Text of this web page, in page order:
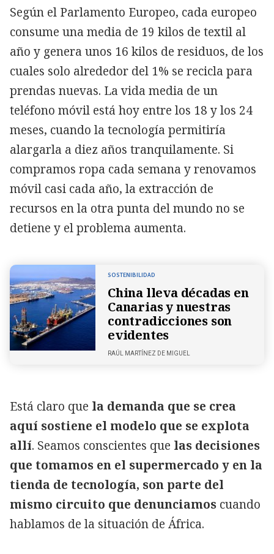
Según el Parlamento Europeo, cada europeo
consume una media de 19 kilos de textil al
año y genera unos 16 kilos de residuos, de los
cuales solo alrededor del 1% se recicla para
prendas nuevas. La vida media de un
teléfono móvil está hoy entre los 18 y los 24
meses, cuando la tecnología permitiría
alargarla a diez años tranquilamente. Si
compramos ropa cada semana y renovamos
móvil casi cada año, la extracción de
recursos en la otra punta del mundo no se
detiene y el problema aumenta.
SOSTENIBILIDAD
China lleva décadas en
Canarias y nuestras
contradicciones son
evidentes
RAÚL MARTÍNEZ DE MIGUEL
Está claro que la demanda que se crea
aquí sostiene el modelo que se explota
allí. Seamos conscientes que las decisiones
que tomamos en el supermercado y en la
tienda de tecnología, son parte del
mismo circuito que denunciamos cuando
hablamos de la situación de África.